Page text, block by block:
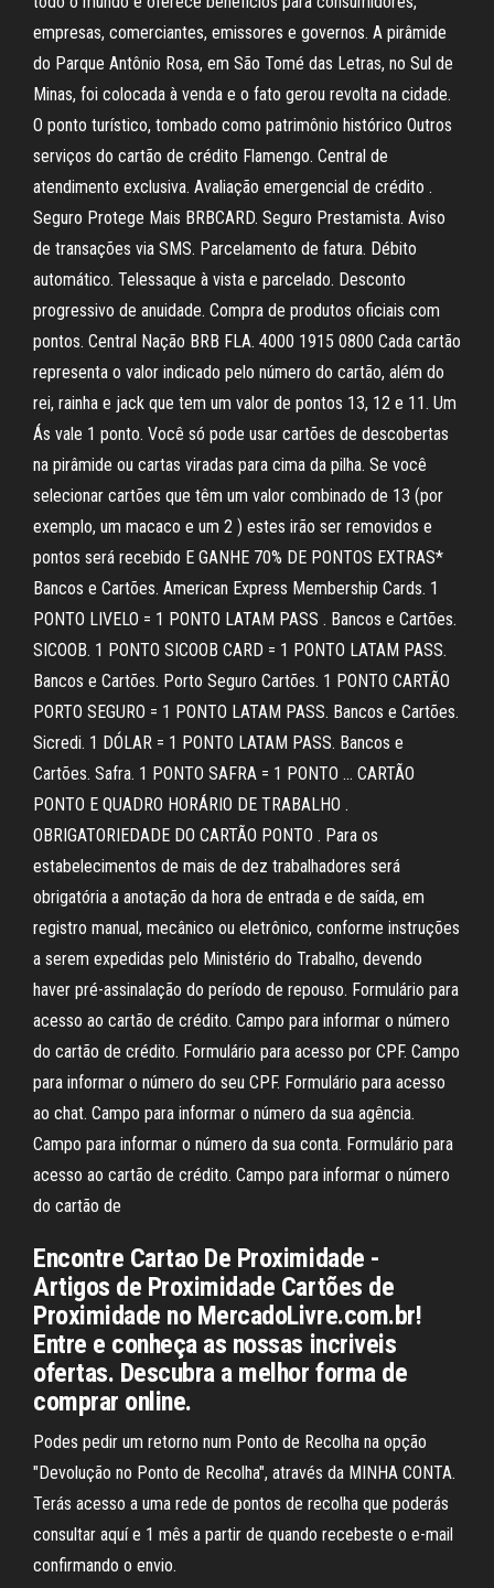
empresas, comerciantes, emissores e governos. A pirâmide
do Parque Antônio Rosa, em São Tomé das Letras, no Sul de
Minas, foi colocada à venda e o fato gerou revolta na cidade.
O ponto turístico, tombado como patrimônio histórico Outros
serviços do cartão de crédito Flamengo. Central de
atendimento exclusiva. Avaliação emergencial de crédito .
Seguro Protege Mais BRBCARD. Seguro Prestamista. Aviso
de transações via SMS. Parcelamento de fatura. Débito
automático. Telessaque à vista e parcelado. Desconto
progressivo de anuidade. Compra de produtos oficiais com
pontos. Central Nação BRB FLA. 4000 1915 0800 Cada cartão
representa o valor indicado pelo número do cartão, além do
rei, rainha e jack que tem um valor de pontos 13, 12 e 11. Um
Ás vale 1 ponto. Você só pode usar cartões de descobertas
na pirâmide ou cartas viradas para cima da pilha. Se você
selecionar cartões que têm um valor combinado de 13 (por
exemplo, um macaco e um 2 ) estes irão ser removidos e
pontos será recebido E GANHE 70% DE PONTOS EXTRAS*
Bancos e Cartões. American Express Membership Cards. 1
PONTO LIVELO = 1 PONTO LATAM PASS . Bancos e Cartões.
SICOOB. 1 PONTO SICOOB CARD = 1 PONTO LATAM PASS.
Bancos e Cartões. Porto Seguro Cartões. 1 PONTO CARTÃO
PORTO SEGURO = 1 PONTO LATAM PASS. Bancos e Cartões.
Sicredi. 1 DÓLAR = 1 PONTO LATAM PASS. Bancos e
Cartões. Safra. 1 PONTO SAFRA = 1 PONTO … CARTÃO
PONTO E QUADRO HORÁRIO DE TRABALHO .
OBRIGATORIEDADE DO CARTÃO PONTO . Para os
estabelecimentos de mais de dez trabalhadores será
obrigatória a anotação da hora de entrada e de saída, em
registro manual, mecânico ou eletrônico, conforme instruções
a serem expedidas pelo Ministério do Trabalho, devendo
haver pré-assinalação do período de repouso. Formulário para
acesso ao cartão de crédito. Campo para informar o número
do cartão de crédito. Formulário para acesso por CPF. Campo
para informar o número do seu CPF. Formulário para acesso
ao chat. Campo para informar o número da sua agência.
Campo para informar o número da sua conta. Formulário para
acesso ao cartão de crédito. Campo para informar o número
do cartão de
Encontre Cartao De Proximidade -
Artigos de Proximidade Cartões de
Proximidade no MercadoLivre.com.br!
Entre e conheça as nossas incriveis
ofertas. Descubra a melhor forma de
comprar online.
Podes pedir um retorno num Ponto de Recolha na opção
"Devolução no Ponto de Recolha", através da MINHA CONTA.
Terás acesso a uma rede de pontos de recolha que poderás
consultar aquí e 1 mês a partir de quando recebeste o e-mail
confirmando o envio.